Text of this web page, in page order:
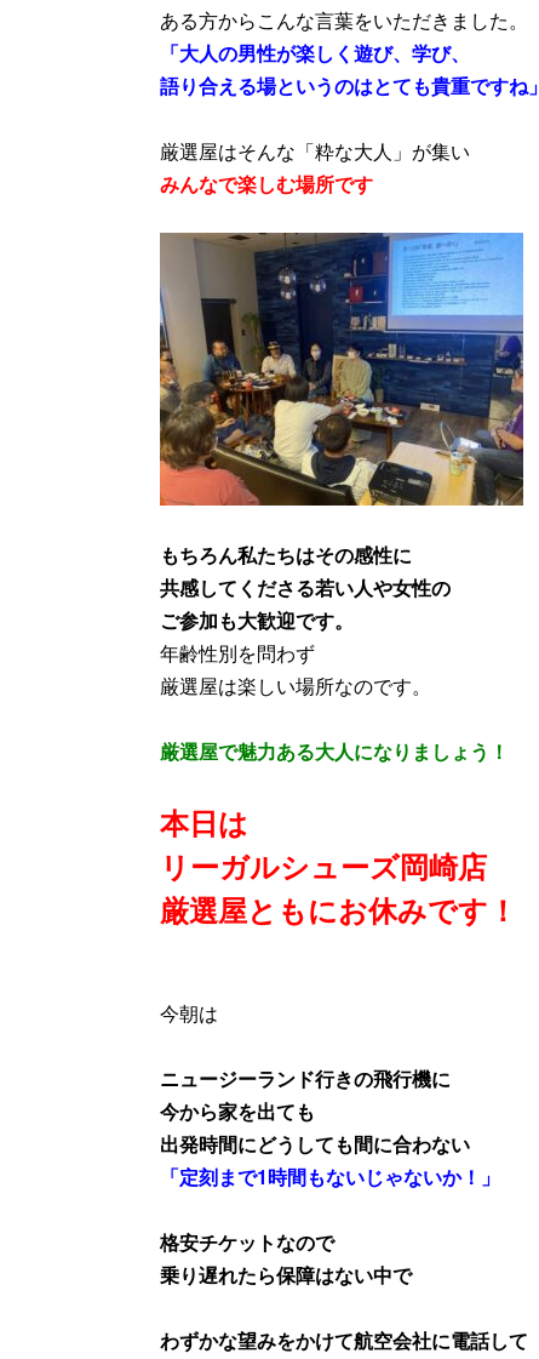
ある方からこんな言葉をいただきました。
「大人の男性が楽しく遊び、学び、
語り合える場というのはとても貴重ですね」
厳選屋はそんな「粋な大人」が集い
みんなで楽しむ場所です
もちろん私たちはその感性に
共感してくださる若い人や女性の
ご参加も大歓迎です。
年齢性別を問わず
厳選屋は楽しい場所なのです。
厳選屋で魅力ある大人になりましょう！
本日は
リーガルシューズ岡崎店
厳選屋ともにお休みです！
今朝は
ニュージーランド行きの飛行機に
今から家を出ても
出発時間にどうしても間に合わない
「定刻まで1時間もないじゃないか！」
格安チケットなので
乗り遅れたら保障はない中で
わずかな望みをかけて航空会社に電話して